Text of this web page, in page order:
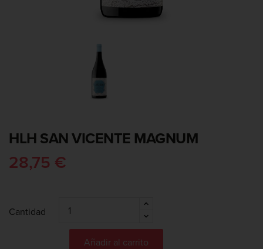
HLH SAN VICENTE MAGNUM
28,75 €
Cantidad
Añadir al carrito